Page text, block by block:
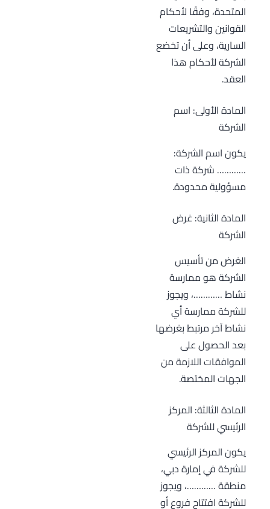
المتحدة، وفقًا لأحكام
القوانين والتشريعات
السارية، وعلى أن تخضع
الشركة لأحكام هذا
العقد.
المادة الأولى: اسم
الشركة
يكون اسم الشركة:
………… شركة ذات
مسؤولية محدودة.
المادة الثانية: غرض
الشركة
الغرض من تأسيس
الشركة هو ممارسة
نشاط …………، ويجوز
للشركة ممارسة أي
نشاط آخر مرتبط بغرضها
بعد الحصول على
الموافقات اللازمة من
الجهات المختصة.
المادة الثالثة: المركز
الرئيسي للشركة
يكون المركز الرئيسي
للشركة في إمارة دبي،
منطقة …………، ويجوز
للشركة افتتاح فروع أو